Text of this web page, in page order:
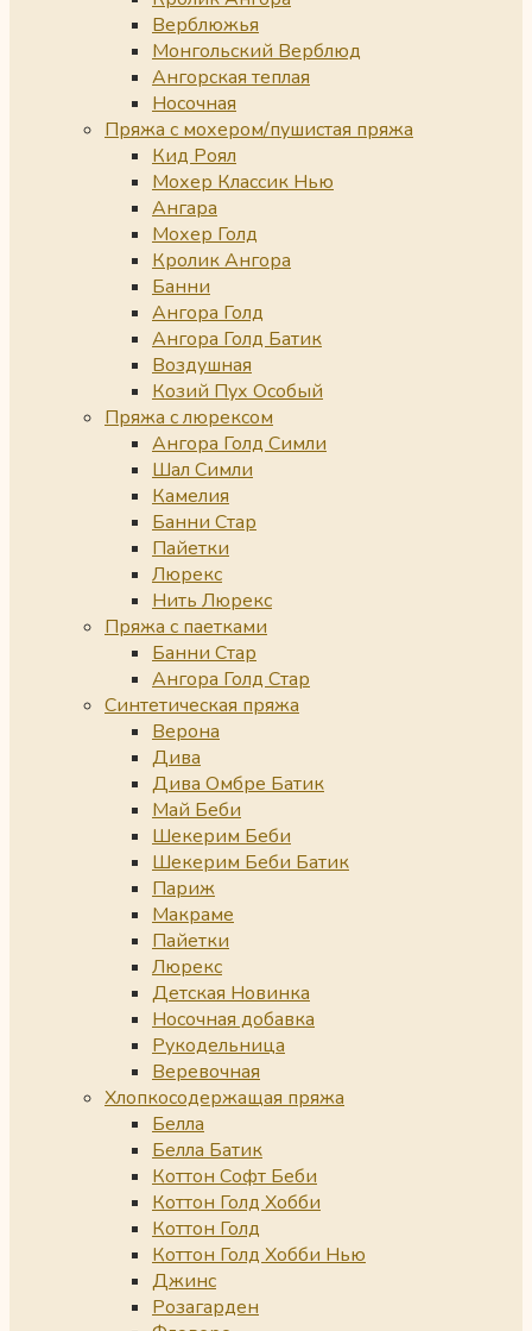
Верблюжья
Монгольский Верблюд
Ангорская теплая
Носочная
Пряжа с мохером/пушистая пряжа
Кид Роял
Мохер Классик Нью
Ангара
Мохер Голд
Кролик Ангора
Банни
Ангора Голд
Ангора Голд Батик
Воздушная
Козий Пух Особый
Пряжа с люрексом
Ангора Голд Симли
Шал Симли
Камелия
Банни Стар
Пайетки
Люрекс
Нить Люрекс
Пряжа с паетками
Банни Стар
Ангора Голд Стар
Синтетическая пряжа
Верона
Дива
Дива Омбре Батик
Май Беби
Шекерим Беби
Шекерим Беби Батик
Париж
Макраме
Пайетки
Люрекс
Детская Новинка
Носочная добавка
Рукодельница
Веревочная
Хлопкосодержащая пряжа
Белла
Белла Батик
Коттон Софт Беби
Коттон Голд Хобби
Коттон Голд
Коттон Голд Хобби Нью
Джинс
Розагарден